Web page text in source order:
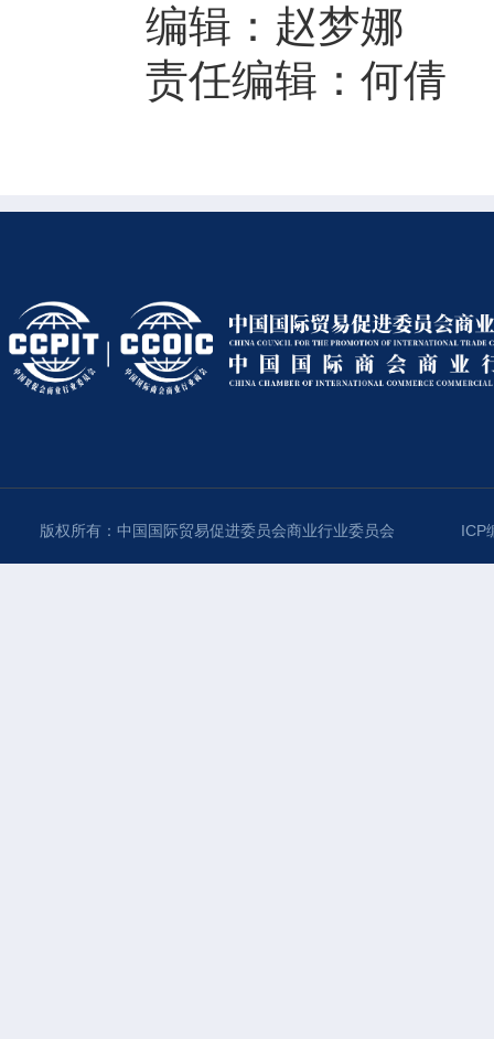
编辑：赵梦娜
责任编辑：何倩
版权所有：中国国际贸易促进委员会商业行业委员会 ICP